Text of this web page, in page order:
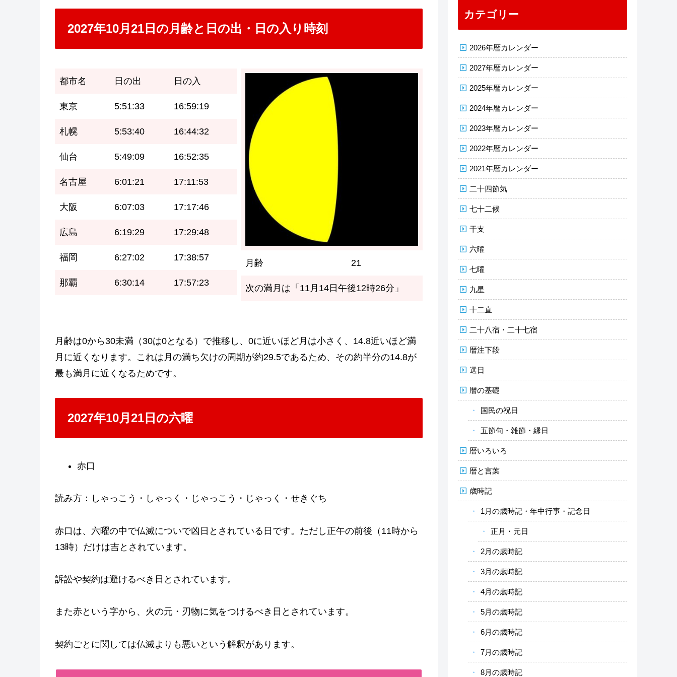
2027年10月21日の月齢と日の出・日の入り時刻
都市名 日の出 日の入
東京 5:51:33 16:59:19
札幌 5:53:40 16:44:32
仙台 5:49:09 16:52:35
名古屋 6:01:21 17:11:53
大阪 6:07:03 17:17:46
広島 6:19:29 17:29:48
福岡 6:27:02 17:38:57
那覇 6:30:14 17:57:23
月齢 21
次の満月は「11月14日午後12時26分」
月齢は0から30未満（30は0となる）で推移し、0に近いほど月は小さく、14.8近いほど満
月に近くなります。これは月の満ち欠けの周期が約29.5であるため、その約半分の14.8が
最も満月に近くなるためです。
2027年10月21日の六曜
赤口
読み方：しゃっこう・しゃっく・じゃっこう・じゃっく・せきぐち
赤口は、六曜の中で仏滅についで凶日とされている日です。ただし正午の前後（11時から
13時）だけは吉とされています。
訴訟や契約は避けるべき日とされています。
また赤という字から、火の元・刃物に気をつけるべき日とされています。
契約ごとに関しては仏滅よりも悪いという解釈があります。
カテゴリー
2026年暦カレンダー
2027年暦カレンダー
2025年暦カレンダー
2024年暦カレンダー
2023年暦カレンダー
2022年暦カレンダー
2021年暦カレンダー
二十四節気
七十二候
干支
六曜
七曜
九星
十二直
二十八宿・二十七宿
暦注下段
選日
暦の基礎
国民の祝日
五節句・雑節・縁日
暦いろいろ
暦と言葉
歳時記
1月の歳時記・年中行事・記念日
正月・元日
2月の歳時記
3月の歳時記
4月の歳時記
5月の歳時記
6月の歳時記
7月の歳時記
8月の歳時記